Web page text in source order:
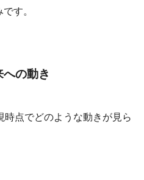
す。
の動き
時点でどのような動きが見ら